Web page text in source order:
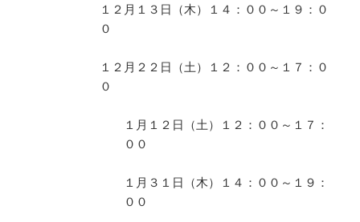
１２月１３日（木）１４：００～１９：０
０
１２月２２日（土）１２：００～１７：０
０
１月１２日（土）１２：００～１７：
００
１月３１日（木）１４：００～１９：
００